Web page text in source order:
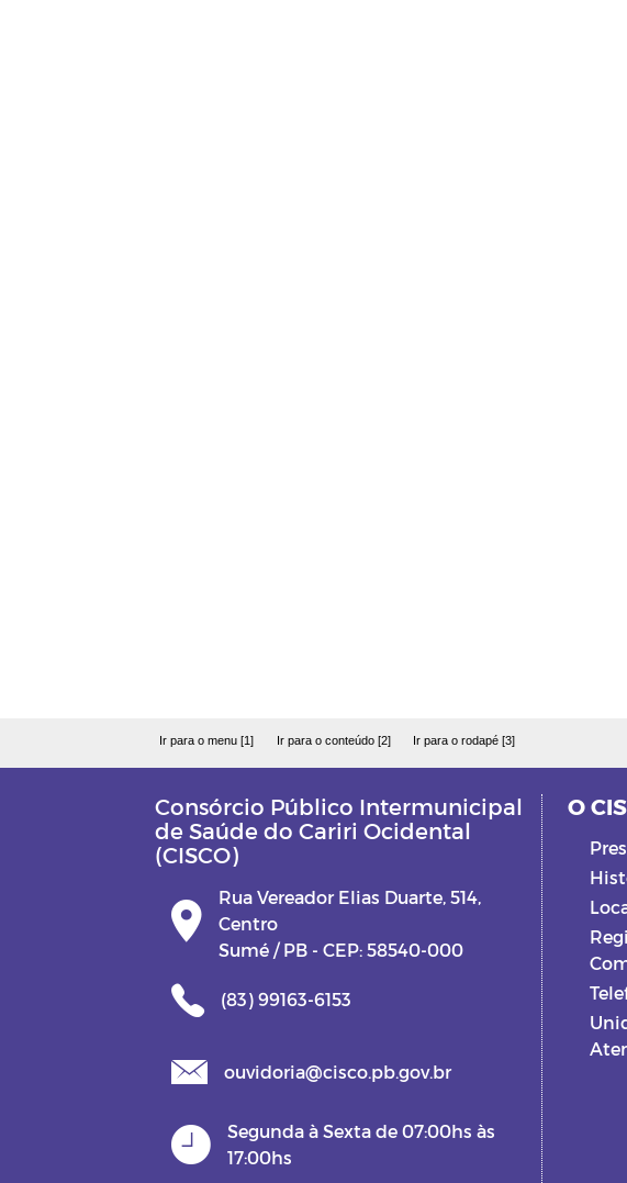
Ir para o menu [1] Ir para o conteúdo [2] Ir para o rodapé [3]
Consórcio Público Intermunicipal
de Saúde do Cariri Ocidental
(CISCO)
Rua Vereador Elias Duarte, 514,
Centro
Sumé / PB - CEP: 58540-000
(83) 99163-6153
ouvidoria@cisco.pb.gov.br
Segunda à Sexta de 07:00hs às
17:00hs
O